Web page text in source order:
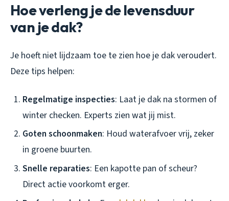
Hoe verleng je de levensduur
van je dak?
Je hoeft niet lijdzaam toe te zien hoe je dak veroudert.
Deze tips helpen:
Regelmatige inspecties: Laat je dak na stormen of
winter checken. Experts zien wat jij mist.
Goten schoonmaken: Houd waterafvoer vrij, zeker
in groene buurten.
Snelle reparaties: Een kapotte pan of scheur?
Direct actie voorkomt erger.